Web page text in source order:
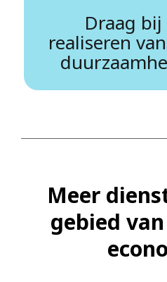
Draag
realiseren
Meer
gebied